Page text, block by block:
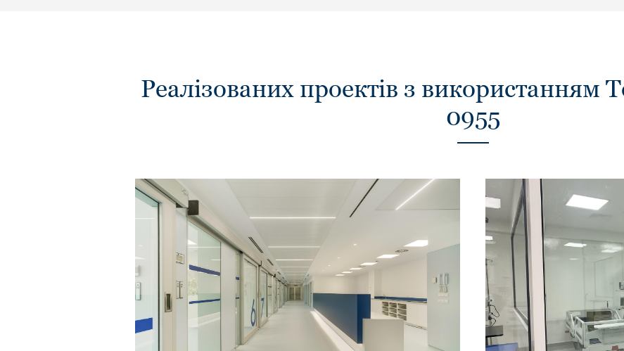
Реалізованих проектів з використанням
0955